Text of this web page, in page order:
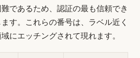
であるため、認証の最も信頼でき
す。これらの番号は、ラベル近く
にエッチングされて現れます。